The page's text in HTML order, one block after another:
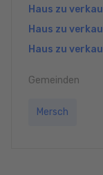
Haus zu
Haus zu
Haus zu
Gemeinden
Mersch